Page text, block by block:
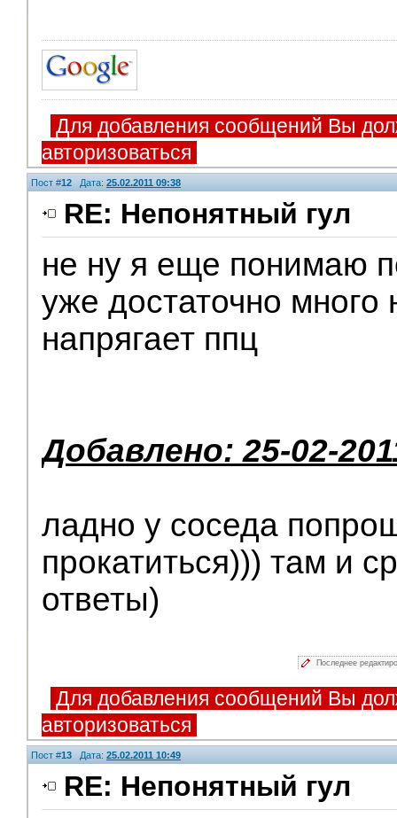
Для добавления сообщений Вы
авторизоваться
Пост #12 Дата: 25.02.2011 09:38
RE: Непонятный гул
не ну я еще понимаю
уже достаточно много
напрягает ппц
Добавлено: 25-02-
ладно у соседа
прокатиться))) там и
ответы)
Последнее
Для добавления сообщений Вы
авторизоваться
Пост #13 Дата: 25.02.2011 10:49
RE: Непонятный гул